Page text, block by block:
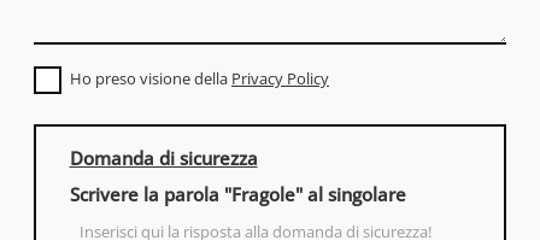
Ho preso visione della Privacy Policy
Domanda di sicurezza
Scrivere la parola "Fragole" al singolare